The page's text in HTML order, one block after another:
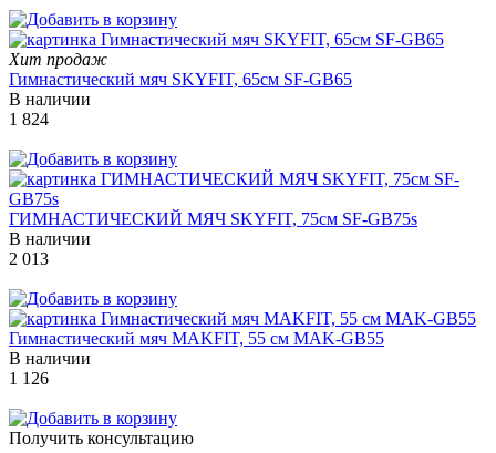
Хит продаж
Гимнастический мяч SKYFIT, 65см SF-GB65
В наличии
1 824
ГИМНАСТИЧЕСКИЙ МЯЧ SKYFIT, 75см SF-GB75s
В наличии
2 013
Гимнастический мяч MAKFIT, 55 см MAK-GB55
В наличии
1 126
Получить консультацию